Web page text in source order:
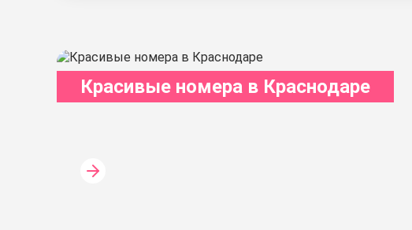
Красивые номера в Краснодаре